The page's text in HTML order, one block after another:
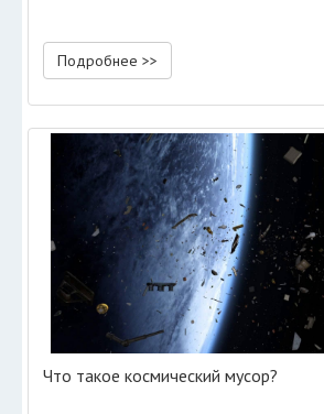
Подробнее >>
Что такое космический мусор?